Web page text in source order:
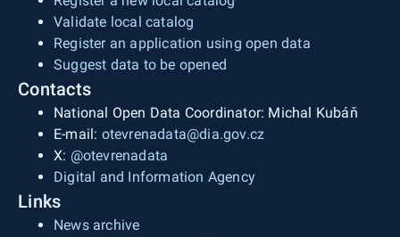
Validate local catalog
Register an application using open data
Suggest data to be opened
Contacts
National Open Data Coordinator: Michal Kubáň
E-mail: otevrenadata@dia.gov.cz
X: @otevrenadata
Digital and Information Agency
Links
News archive